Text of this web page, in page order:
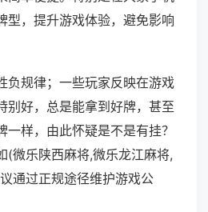
型，提升游戏体验，避免影响
负规律；一些玩家反映在游戏
别好，总是能拿到好牌，甚至
样，由此怀疑是不是有挂？
(微乐陕西麻将,微乐龙江麻将,
通过正规途径维护游戏公